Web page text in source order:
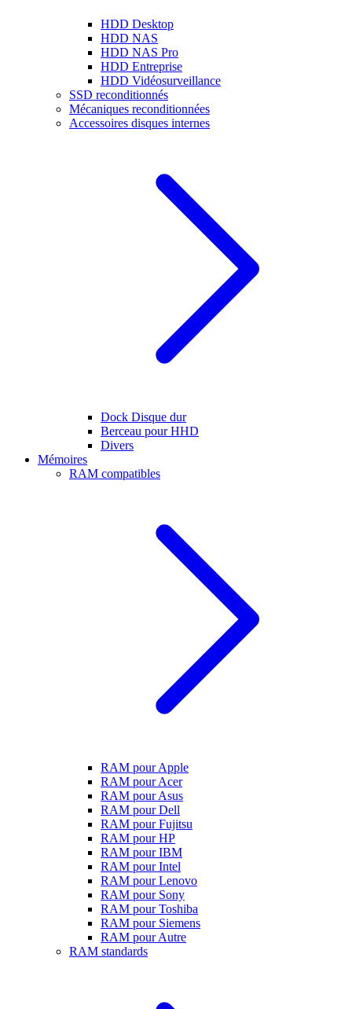
HDD Desktop
HDD NAS
HDD NAS Pro
HDD Entreprise
HDD Vidéosurveillance
SSD reconditionnés
Mécaniques reconditionnées
Accessoires disques internes
Dock Disque dur
Berceau pour HHD
Divers
Mémoires
RAM compatibles
RAM pour Apple
RAM pour Acer
RAM pour Asus
RAM pour Dell
RAM pour Fujitsu
RAM pour HP
RAM pour IBM
RAM pour Intel
RAM pour Lenovo
RAM pour Sony
RAM pour Toshiba
RAM pour Siemens
RAM pour Autre
RAM standards